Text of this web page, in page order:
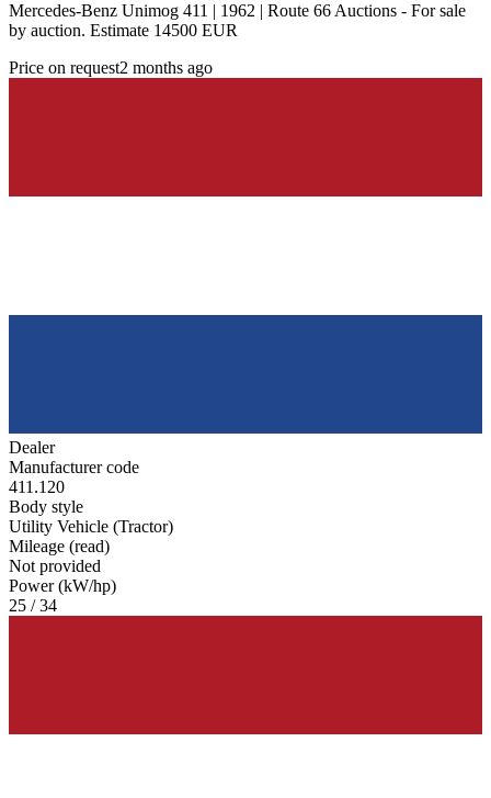
Mercedes-Benz Unimog 411 | 1962 | Route 66 Auctions - For sale
by auction. Estimate 14500 EUR
Price on request2 months ago
Dealer
Manufacturer code
411.120
Body style
Utility Vehicle (Tractor)
Mileage (read)
Not provided
Power (kW/hp)
25 / 34